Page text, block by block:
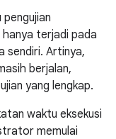
pengujian
terjadi pada
sendiri. Artinya,
berjalan,
yang lengkap.
waktu eksekusi
memulai